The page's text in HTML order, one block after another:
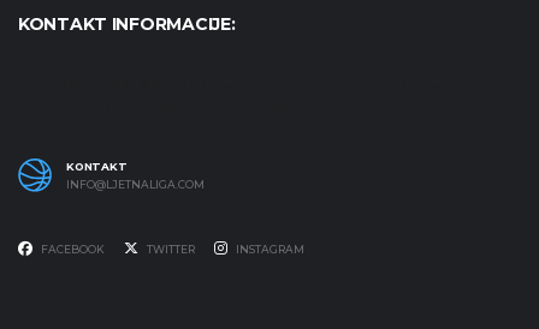
KONTAKT INFORMACIJE:
KONTAKT
INFO@LJETNALIGA.COM
FACEBOOK TWITTER INSTAGRAM